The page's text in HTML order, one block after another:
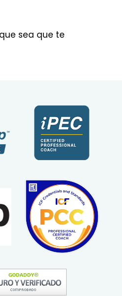
sea que te